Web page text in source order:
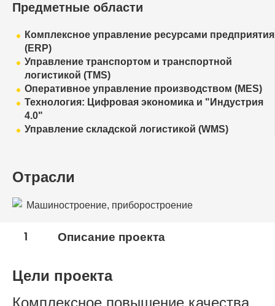
Предметные области
Комплексное управление ресурсами предприятия
(ERP)
Управление транспортом и транспортной
логистикой (TMS)
Оперативное управление производством (MES)
Технология: Цифровая экономика и "Индустрия
4.0"
Управление складской логистикой (WMS)
Отрасли
Машиностроение, приборостроение
1 Описание проекта
Цели проекта
Комплексное повышение качества